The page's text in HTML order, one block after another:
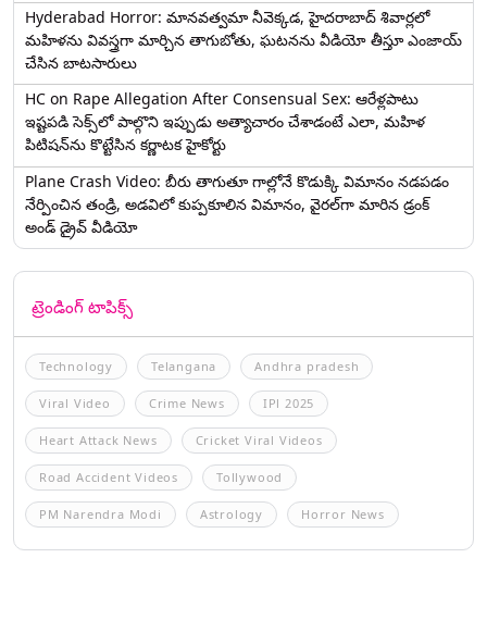
Hyderabad Horror: మానవత్వమా నీవెక్కడ, హైదరాబాద్ శివార్లలో
మహిళను వివస్త్రగా మార్చిన తాగుబోతు, ఘటనను వీడియో తీస్తూ ఎంజాయ్
చేసిన బాటసారులు
HC on Rape Allegation After Consensual Sex: ఆరేళ్లపాటు
ఇష్టపడి సెక్స్‌లో పాల్గొని ఇప్పుడు అత్యాచారం చేశాడంటే ఎలా, మహిళ
పిటిషన్‌ను కొట్టేసిన కర్ణాటక హైకోర్టు
Plane Crash Video: బీరు తాగుతూ గాల్లోనే కొడుక్కి విమానం నడపడం
నేర్పించిన తండ్రి, అడవిలో కుప్పకూలిన విమానం, వైరల్‌గా మారిన డ్రంక్‌
అండ్ డ్రైవ్ వీడియో
ట్రెండింగ్ టాపిక్స్
Technology Telangana Andhra pradesh
Viral Video Crime News IPl 2025
Heart Attack News Cricket Viral Videos
Road Accident Videos Tollywood
PM Narendra Modi Astrology Horror News